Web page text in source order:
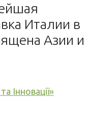
Италии в
Азии и
Інновації»